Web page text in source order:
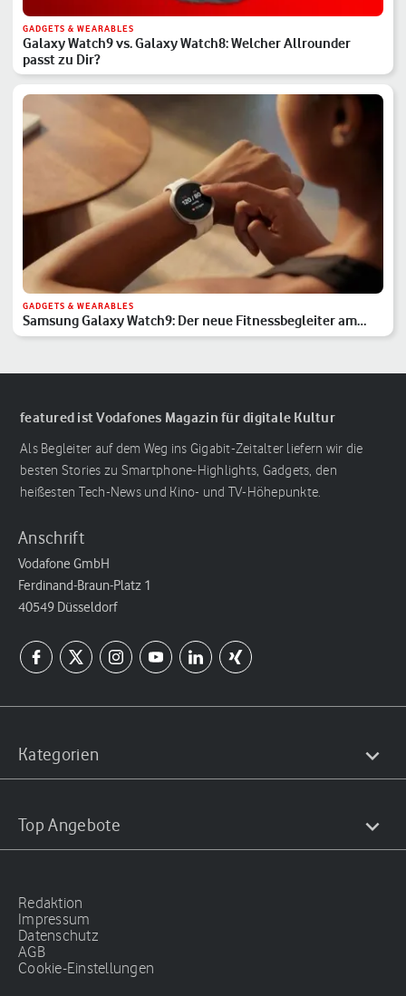
GADGETS & WEARABLES
Galaxy Watch9 vs. Galaxy Watch8: Welcher Allrounder
passt zu Dir?
GADGETS & WEARABLES
Samsung Galaxy Watch9: Der neue Fitnessbegleiter am
Handgelenk
featured ist Vodafones Magazin für digitale Kultur
Als Begleiter auf dem Weg ins Gigabit-Zeitalter liefern wir die
besten Stories zu Smartphone-Highlights, Gadgets, den
heißesten Tech-News und Kino- und TV-Höhepunkte.
Anschrift
Vodafone GmbH
Ferdinand-Braun-Platz 1
40549 Düsseldorf
Kategorien
Top Angebote
Redaktion
Impressum
Datenschutz
AGB
Cookie-Einstellungen